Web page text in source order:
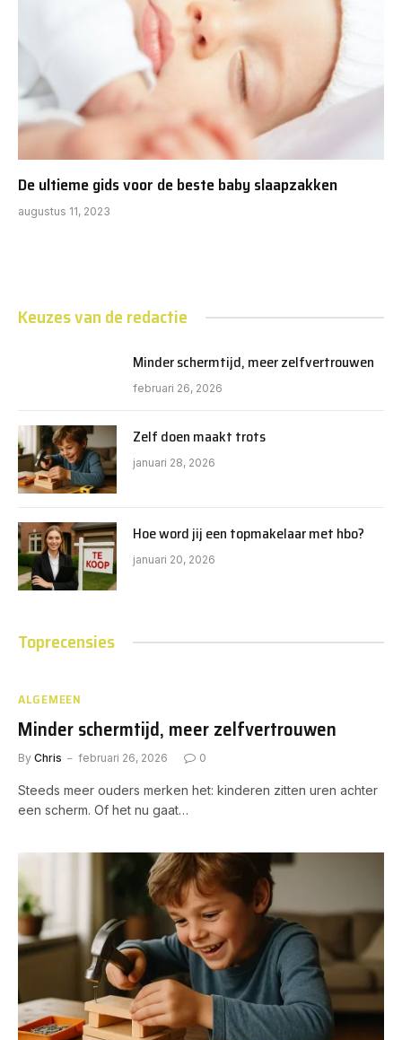
De ultieme gids voor de beste baby slaapzakken
augustus 11, 2023
Keuzes van de redactie
Minder schermtijd, meer zelfvertrouwen
februari 26, 2026
Zelf doen maakt trots
januari 28, 2026
Hoe word jij een topmakelaar met hbo?
januari 20, 2026
Toprecensies
ALGEMEEN
Minder schermtijd, meer zelfvertrouwen
By Chris februari 26, 2026 0
Steeds meer ouders merken het: kinderen zitten uren achter
een scherm. Of het nu gaat…